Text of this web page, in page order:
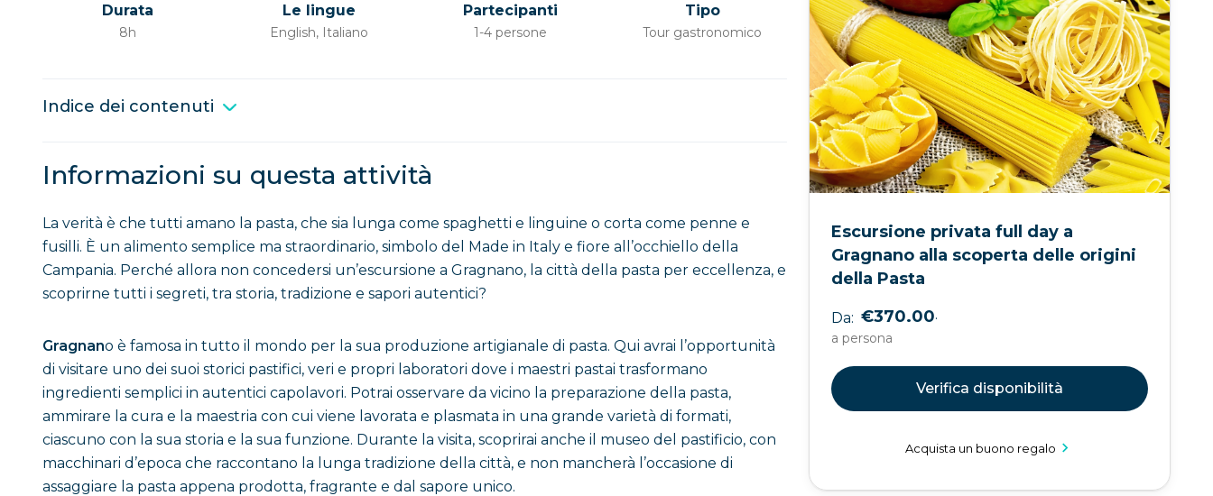
Durata
8h
Le lingue
English, Italiano
Partecipanti
1-4 persone
Tipo
Tour gastronomico
Indice dei contenuti
Informazioni su questa attività
La verità è che tutti amano la pasta, che sia lunga come spaghetti e linguine o corta come penne e
fusilli. È un alimento semplice ma straordinario, simbolo del Made in Italy e fiore all’occhiello della
Campania. Perché allora non concedersi un’escursione a Gragnano, la città della pasta per eccellenza, e
scoprirne tutti i segreti, tra storia, tradizione e sapori autentici?
Gragnano è famosa in tutto il mondo per la sua produzione artigianale di pasta. Qui avrai l’opportunità
di visitare uno dei suoi storici pastifici, veri e propri laboratori dove i maestri pastai trasformano
ingredienti semplici in autentici capolavori. Potrai osservare da vicino la preparazione della pasta,
ammirare la cura e la maestria con cui viene lavorata e plasmata in una grande varietà di formati,
ciascuno con la sua storia e la sua funzione. Durante la visita, scoprirai anche il museo del pastificio, con
macchinari d’epoca che raccontano la lunga tradizione della città, e non mancherà l’occasione di
assaggiare la pasta appena prodotta, fragrante e dal sapore unico.
Escursione privata full day a
Gragnano alla scoperta delle origini
della Pasta
Da: €370.00.
a persona
Verifica disponibilità
Acquista un buono regalo